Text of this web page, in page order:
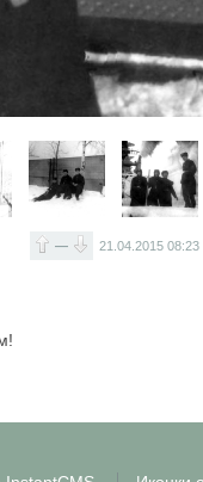
— 21.04.201508:23